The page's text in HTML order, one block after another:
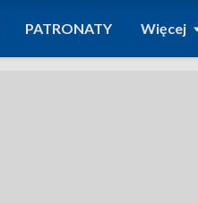
PATRONATY Więcej